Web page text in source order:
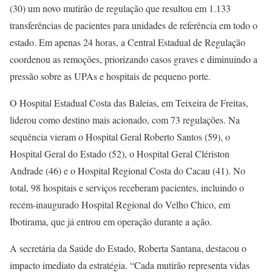
(30) um novo mutirão de regulação que resultou em 1.133
transferências de pacientes para unidades de referência em todo o
estado. Em apenas 24 horas, a Central Estadual de Regulação
coordenou as remoções, priorizando casos graves e diminuindo a
pressão sobre as UPAs e hospitais de pequeno porte.
O Hospital Estadual Costa das Baleias, em Teixeira de Freitas,
liderou como destino mais acionado, com 73 regulações. Na
sequência vieram o Hospital Geral Roberto Santos (59), o
Hospital Geral do Estado (52), o Hospital Geral Clériston
Andrade (46) e o Hospital Regional Costa do Cacau (41). No
total, 98 hospitais e serviços receberam pacientes, incluindo o
recém-inaugurado Hospital Regional do Velho Chico, em
Ibotirama, que já entrou em operação durante a ação.
A secretária da Saúde do Estado, Roberta Santana, destacou o
impacto imediato da estratégia. “Cada mutirão representa vidas